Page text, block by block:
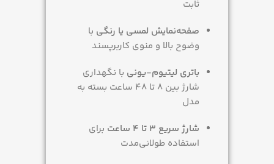
ثابت
صفحه‌نمایش لمسی یا رنگی با
وضوح بالا و منوی کاربرپسند
باتری لیتیوم-یونی با نگهداری
شارژ بین 8 تا 48 ساعت بسته به
مدل
شارژ سریع 3 تا 4 ساعت
برای
استفاده طولانی‌مدت